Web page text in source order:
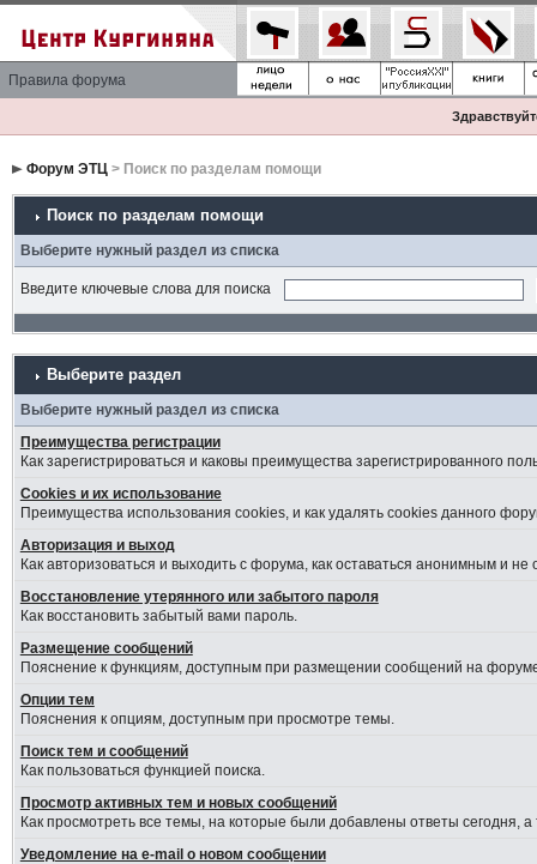
Правила форума
Форум ЭТЦ> Поиск по разделам помощи
Поиск по разделам помощи
Выберите нужный раздел из списка
Введите ключевые слова для поиска
Выберите раздел
Выберите нужный раздел из списка
Преимущества регистрации
Как зарегистрироваться и каковы преимущества зарегистрированного
Cookies и их использование
Преимущества использования cookies, и как удалять cookies данного
Авторизация и выход
Как авторизоваться и выходить с форума, как оставаться анонимным и
Восстановление утерянного или забытого пароля
Как восстановить забытый вами пароль.
Размещение сообщений
Пояснение к функциям, доступным при размещении сообщений на
Опции тем
Пояснения к опциям, доступным при просмотре темы.
Поиск тем и сообщений
Как пользоваться функцией поиска.
Просмотр активных тем и новых сообщений
Как просмотреть все темы, на которые были добавлены ответы сегодня,
Уведомление на е-mail о новом сообщении